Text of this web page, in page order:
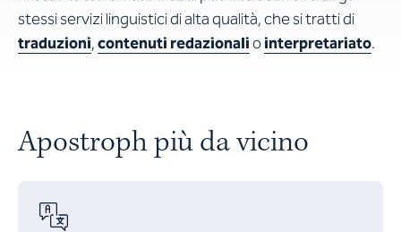
stessi servizi linguistici di alta qualità, che si tratti di
traduzioni,contenuti redazionaliointerpretariato.
Apostroph più da vicino